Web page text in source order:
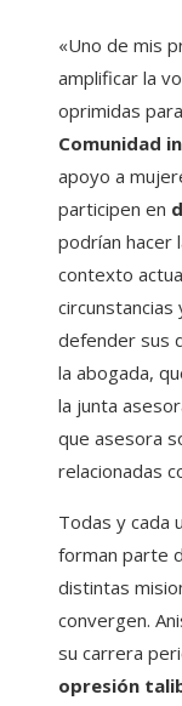
«Uno de mis
amplificar la
oprimidas
Comunidad
apoyo a
participen en
podrían hacer
contexto
defender sus
la abogada,
la junta
que asesora
relacionadas
Todas y cada
forman parte
distintas
convergen.
su carrera
opresión